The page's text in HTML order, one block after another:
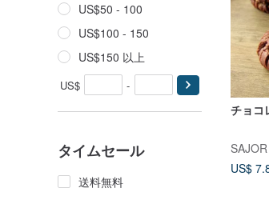
US$50 - 100
US$100 - 150
US$150 以上
US$ -
タイムセール
送料無料
チョコ
US$